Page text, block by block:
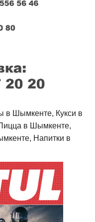
в Шымкенте, Кукси в
в Шымкенте,
Напитки в